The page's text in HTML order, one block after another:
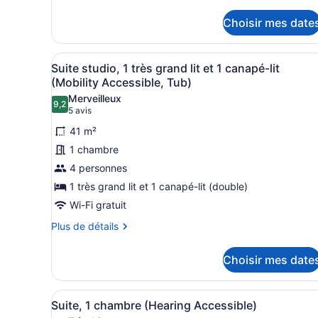
non-
fumeur,
en
coin
1
chambre,
non-
fumeur,
en
coin
Choisir mes
Afficher
toutes
les
photos
pour
ce
type
de
chambre :
Suite
studio,
grand
lit
et
Une chambre d’hôtel
5
Suite studio, 1 très grand lit et 1 canapé-lit
(Mobility Accessible, Tub)
9,29,2 sur 10
Merveilleux
5 avis
(5 avis)
41 m²
1 chambre
4 personnes
1 très grand lit et 1 canapé-lit (double)
Wi-Fi gratuit
Plus de détails
Plus
Suite
studio,
1
Choisir mes
Afficher
toutes
Une chambre d’hôtel
5
Suite, 1 chambre (Hearing Accessible)